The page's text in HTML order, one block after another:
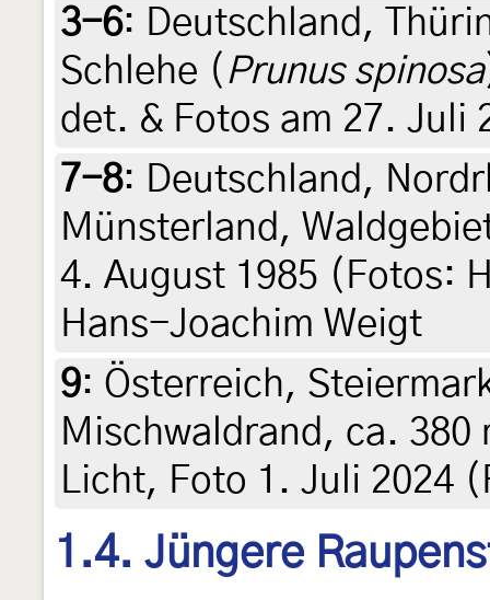
3-6: Deutschland,
Schlehe ( Prunus spinosa
det. & Fotos am 27. Juli
7-8: Deutschland,
Münsterland,
4. August 1985 (Fotos:
Hans-Joachim Weigt
9: Österreich,
Mischwaldrand, ca. 380
Licht, Foto 1. Juli 2024
1.4. Jüngere